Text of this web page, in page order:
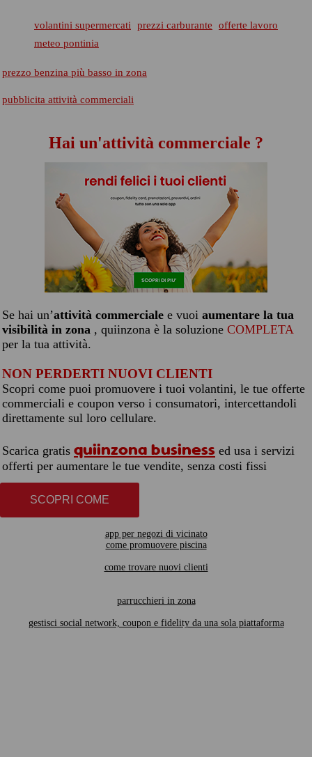
volantini supermercati prezzi carburante
offerte lavoro
meteo pontinia
prezzo benzina più basso in zona
pubblicita attività commerciali
Hai un'attività commerciale ?
Se hai un’attività commerciale e vuoi aumentare la tua
visibilità in zona , quiinzona è la soluzione COMPLETA
per la tua attività.
NON PERDERTI NUOVI CLIENTI
Scopri come puoi promuovere i tuoi volantini, le tue offerte
commerciali e coupon verso i consumatori, intercettandoli
direttamente sul loro cellulare.
Scarica gratis quiinzona business ed usa i servizi
offerti per aumentare le tue vendite, senza costi fissi
SCOPRI COME
app per negozi di vicinato
come promuovere piscina
come trovare nuovi clienti
parrucchieri in zona
gestisci social network, coupon e fidelity da una sola piattaforma